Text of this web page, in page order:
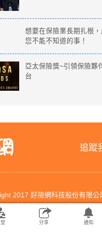
想要在保險業長期扎根，
您不能不知道的事！
亞太保險獎~引領保險夥
台
追蹤
2017 好險網科技股份有限公
All rights reserved.